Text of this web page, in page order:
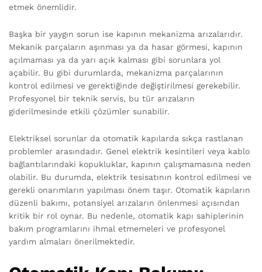
etmek önemlidir.
Başka bir yaygın sorun ise kapının mekanizma arızalarıdır.
Mekanik parçaların aşınması ya da hasar görmesi, kapının
açılmaması ya da yarı açık kalması gibi sorunlara yol
açabilir. Bu gibi durumlarda, mekanizma parçalarının
kontrol edilmesi ve gerektiğinde değiştirilmesi gerekebilir.
Profesyonel bir teknik servis, bu tür arızaların
giderilmesinde etkili çözümler sunabilir.
Elektriksel sorunlar da otomatik kapılarda sıkça rastlanan
problemler arasındadır. Genel elektrik kesintileri veya kablo
bağlantılarındaki kopukluklar, kapının çalışmamasına neden
olabilir. Bu durumda, elektrik tesisatının kontrol edilmesi ve
gerekli onarımların yapılması önem taşır. Otomatik kapıların
düzenli bakımı, potansiyel arızaların önlenmesi açısından
kritik bir rol oynar. Bu nedenle, otomatik kapı sahiplerinin
bakım programlarını ihmal etmemeleri ve profesyonel
yardım almaları önerilmektedir.